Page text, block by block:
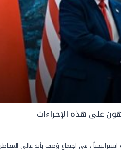
على هذه الإجراءات
، في اجتماع وُصف بأنه عالي المخاطر